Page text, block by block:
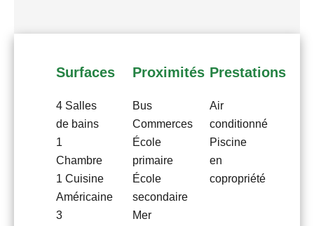
Surfaces
4 Salles
de bains
1
Chambre
1 Cuisine
Américaine
3
Proximités
Bus
Commerces
École
primaire
École
secondaire
Mer
Prestations
Air
conditionné
Piscine
en
copropriété